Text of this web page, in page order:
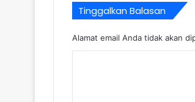
Tinggalkan Balasan
Alamat email Anda tidak akan